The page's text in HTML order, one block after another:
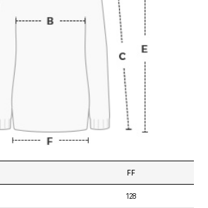
FF
128